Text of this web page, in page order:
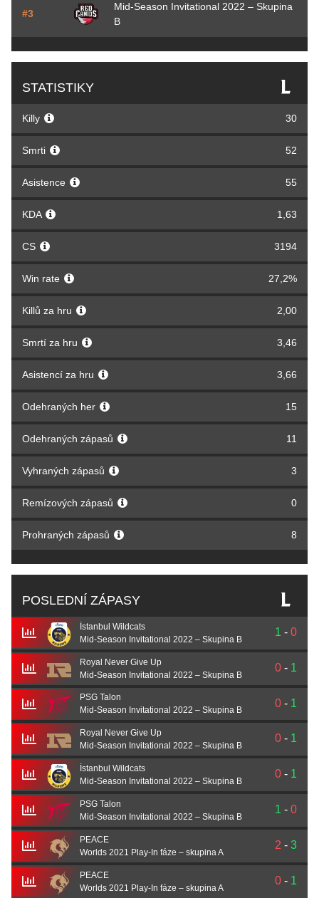
#3
Mid-Season Invitational 2022 – Skupina
B
STATISTIKY
Killy 30
Smrti 52
Asistence 55
KDA 1,63
CS 3194
Win rate 27,2%
Killů za hru 2,00
Smrtí za hru 3,46
Asistencí za hru 3,66
Odehraných her 15
Odehraných zápasů 11
Vyhraných zápasů 3
Remízových zápasů 0
Prohraných zápasů 8
POSLEDNÍ ZÁPASY
İstanbul Wildcats
Mid-Season Invitational 2022 – Skupina B
1 - 0
Royal Never Give Up
Mid-Season Invitational 2022 – Skupina B
0 - 1
PSG Talon
Mid-Season Invitational 2022 – Skupina B
0 - 1
Royal Never Give Up
Mid-Season Invitational 2022 – Skupina B
0 - 1
İstanbul Wildcats
Mid-Season Invitational 2022 – Skupina B
0 - 1
PSG Talon
Mid-Season Invitational 2022 – Skupina B
1 - 0
PEACE
Worlds 2021 Play-In fáze – skupina A
2 - 3
PEACE
Worlds 2021 Play-In fáze – skupina A
0 - 1